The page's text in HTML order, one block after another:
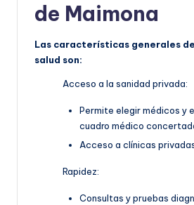
de Maimona
Las características generales
salud son:
Acceso a la sanidad privada:
Permite elegir médicos y
cuadro médico
Acceso a clínicas
Rapidez:
Consultas y pruebas